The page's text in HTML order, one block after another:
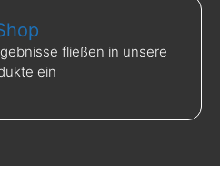
fließen in unsere
ein